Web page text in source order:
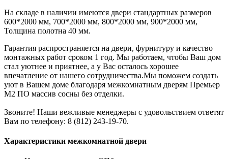
На складе в наличии имеются двери стандартных размеров
600*2000 мм, 700*2000 мм, 800*2000 мм, 900*2000 мм,
Толщина полотна 40 мм.
Гарантия распространяется на двери, фурнитуру и качество
монтажных работ сроком 1 год. Мы работаем, чтобы Ваш дом
стал уютнее и приятнее, а у Вас осталось хорошее
впечатление от нашего сотрудничества.Мы поможем создать
уют в Вашем доме благодаря межкомнатным дверям Премьер
М2 ПО массив сосны без отделки.
Звоните! Наши вежливые менеджеры с удовольствием ответят
Вам по телефону: 8 (812) 243-19-70.
Характеристики межкомнатной двери